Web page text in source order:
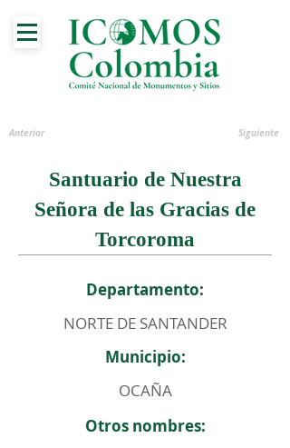
Anterior Siguiente
Santuario de Nuestra
Señora de las Gracias de
Torcoroma
Departamento:
NORTE DE SANTANDER
Municipio:
OCAÑA
Otros nombres: